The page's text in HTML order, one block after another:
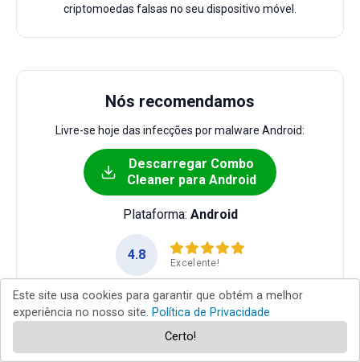
criptomoedas falsas no seu dispositivo móvel.
Nós recomendamos
Livre-se hoje das infecções por malware Android:
Descarregar Combo
Cleaner para Android
Plataforma: Android
4.8
Excelente!
O verificador gratuito faz uma verificação se
o seu dispositivo móvel estiver infetado. Para
usar a versão completa do produto, precisa
de comprar uma licença para Combo Cleaner.
Este site usa cookies para garantir que obtém a melhor
experiência no nosso site. Política de Privacidade
Certo!